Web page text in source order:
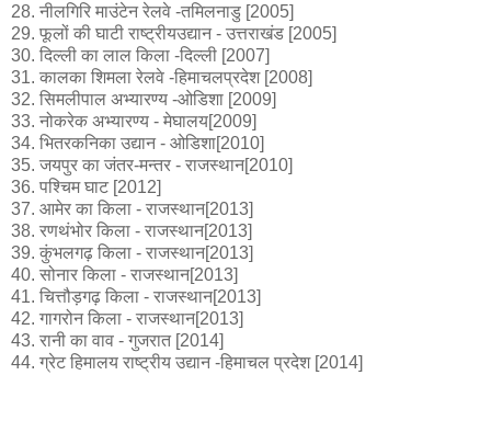
28. नीलगिरि माउंटेन रेलवे -तमिलनाडु [2005]
29. फूलों की घाटी राष्ट्रीयउद्यान - उत्तराखंड [2005]
30. दिल्ली का लाल किला -दिल्ली [2007]
31. कालका शिमला रेलवे -हिमाचलप्रदेश [2008]
32. सिमलीपाल अभ्यारण्य -ओडिशा [2009]
33. नोकरेक अभ्यारण्य - मेघालय[2009]
34. भितरकनिका उद्यान - ओडिशा[2010]
35. जयपुर का जंतर-मन्तर - राजस्थान[2010]
36. पश्चिम घाट [2012]
37. आमेर का किला - राजस्थान[2013]
38. रणथंभोर किला - राजस्थान[2013]
39. कुंभलगढ़ किला - राजस्थान[2013]
40. सोनार किला - राजस्थान[2013]
41. चित्तौड़गढ़ किला - राजस्थान[2013]
42. गागरोन किला - राजस्थान[2013]
43. रानी का वाव - गुजरात [2014]
44. ग्रेट हिमालय राष्ट्रीय उद्यान -हिमाचल प्रदेश [2014]